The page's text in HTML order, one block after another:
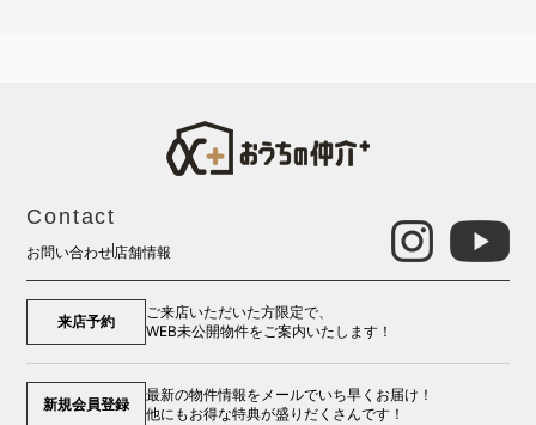
Contact
お問い合わせ店舗情報
来店予約
ご来店いただいた方限定で、
WEB未公開物件をご案内いたします！
新規会員登録
最新の物件情報をメールでいち早くお届け！
他にもお得な特典が盛りだくさんです！